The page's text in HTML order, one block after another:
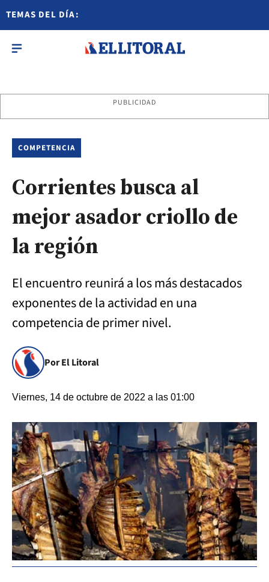
TEMAS DEL DÍA:
PUBLICIDAD
COMPETENCIA
Corrientes busca al
mejor asador criollo de
la región
El encuentro reunirá a los más destacados
exponentes de la actividad en una
competencia de primer nivel.
Por El Litoral
Viernes, 14 de octubre de 2022 a las 01:00